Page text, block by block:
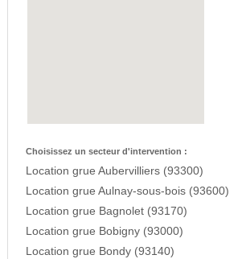
Choisissez un secteur d'intervention :
Location grue Aubervilliers (93300)
Location grue Aulnay-sous-bois (93600)
Location grue Bagnolet (93170)
Location grue Bobigny (93000)
Location grue Bondy (93140)